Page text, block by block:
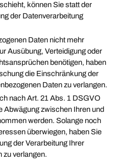
können Sie statt der
der Datenverarbeitung
Daten nicht mehr
Ausübung, Verteidigung oder
benötigen, haben
die Einschränkung der
Daten zu verlangen.
nach Art. 21 Abs. 1 DSGVO
Abwägung zwischen Ihren und
werden. Solange noch
überwiegen, haben Sie
der Verarbeitung Ihrer
zu verlangen.